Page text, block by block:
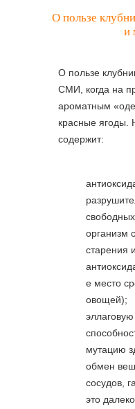
О пользе
и
О пользе
СМИ, когда на
ароматным
красные ягоды.
содержит:
организм
старения
е место
овощей);
эллаговую
мутацию
обмен
сосудов,
это